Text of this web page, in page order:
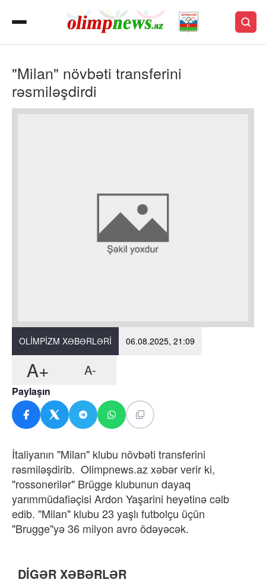
"Milan" növbəti transferini
rəsmiləşdirdi
OLIMPIZM XƏBƏRLƏRI 06.08.2025, 21:09
A+ A-
Paylaşın
İtaliyanın "Milan" klubu növbəti transferini
rəsmiləşdirib. Olimpnews.az xəbər verir ki,
"rossonerilər" Brügge klubunun dayaq
yarımmüdafiəçisi Ardon Yaşarini heyətinə cəlb
edib. "Milan" klubu 23 yaşlı futbolçu üçün
"Brugge"yə 36 milyon avro ödəyəcək.
DİGƏR XƏBƏRLƏR